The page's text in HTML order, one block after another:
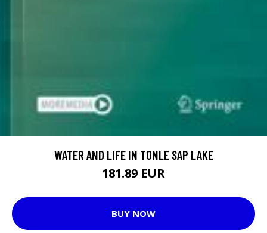
WATER AND LIFE IN TONLE SAP LAKE
181.89 EUR
BUY NOW